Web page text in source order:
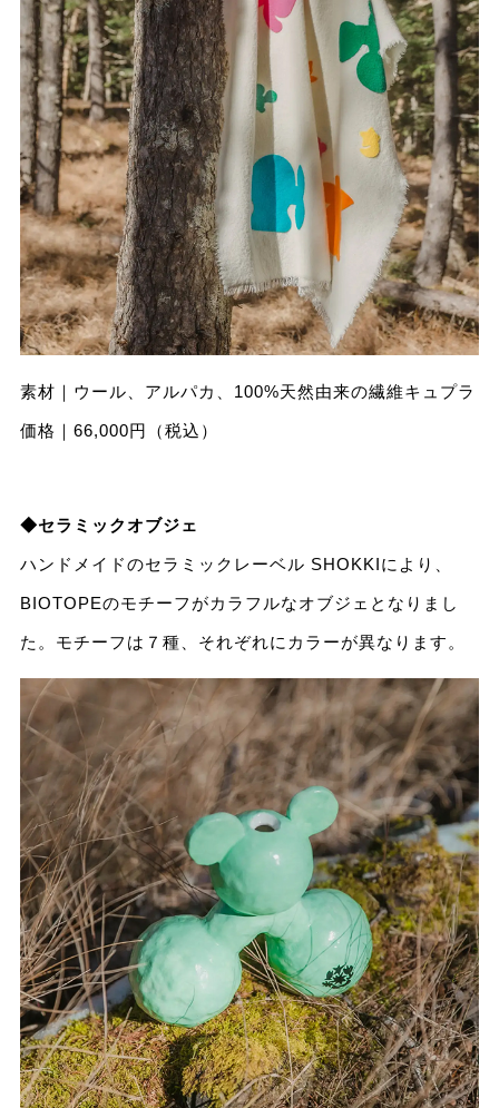
素材｜ウール、アルパカ、100%天然由来の繊維キュプラ
価格｜66,000円（税込）
◆セラミックオブジェ
ハンドメイドのセラミックレーベル SHOKKIにより、
BIOTOPEのモチーフがカラフルなオブジェとなりまし
た。モチーフは７種、それぞれにカラーが異なります。